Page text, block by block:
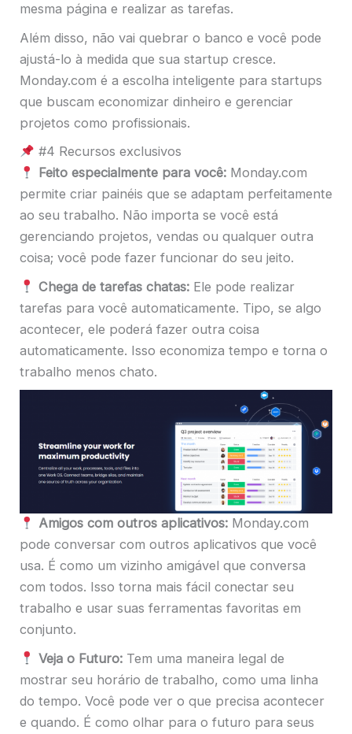
mesma página e realizar as tarefas.
Além disso, não vai quebrar o banco e você pode
ajustá-lo à medida que sua startup cresce.
Monday.com é a escolha inteligente para startups
que buscam economizar dinheiro e gerenciar
projetos como profissionais.
#4 Recursos exclusivos
Feito especialmente para você:Monday.com
permite criar painéis que se adaptam perfeitamente
ao seu trabalho. Não importa se você está
gerenciando projetos, vendas ou qualquer outra
coisa; você pode fazer funcionar do seu jeito.
Chega de tarefas chatas:Ele pode realizar
tarefas para você automaticamente. Tipo, se algo
acontecer, ele poderá fazer outra coisa
automaticamente. Isso economiza tempo e torna o
trabalho menos chato.
Amigos com outros aplicativos:Monday.com
pode conversar com outros aplicativos que você
usa. É como um vizinho amigável que conversa
com todos. Isso torna mais fácil conectar seu
trabalho e usar suas ferramentas favoritas em
conjunto.
Veja o Futuro:Tem uma maneira legal de
mostrar seu horário de trabalho, como uma linha
do tempo. Você pode ver o que precisa acontecer
e quando. É como olhar para o futuro para seus